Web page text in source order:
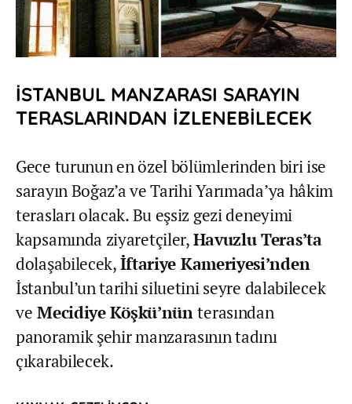
İSTANBUL MANZARASI SARAYIN
TERASLARINDAN İZLENEBİLECEK
Gece turunun en özel bölümlerinden biri ise
sarayın Boğaz’a ve Tarihi Yarımada’ya hâkim
terasları olacak. Bu eşsiz gezi deneyimi
kapsamında ziyaretçiler,Havuzlu Teras’ta
dolaşabilecek,İftariye Kameriyesi’nden
İstanbul’un tarihi siluetini seyre dalabilecek
ve Mecidiye Köşkü’nünterasından
panoramik şehir manzarasının tadını
çıkarabilecek.